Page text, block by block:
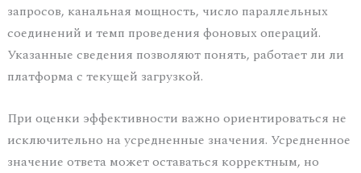
запросов, канальная мощность, число параллельных
соединений и темп проведения фоновых операций.
Указанные сведения позволяют понять, работает ли ли
платформа с текущей загрузкой.
При оценки эффективности важно ориентироваться не
исключительно на усредненные значения. Усредненное
значение ответа может оставаться корректным, но